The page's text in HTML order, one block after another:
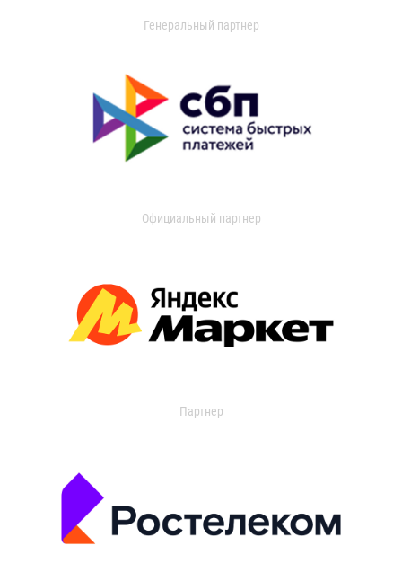
Генеральный партнер
Официальный партнер
Партнер